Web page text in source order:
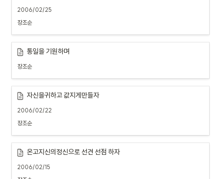
2006/02/25
장조순
통일을 기원하며
장조순
자신을귀하고 값지게만들자
2006/02/22
장조순
온고지신의정신으로 선견 선점 하자
2006/02/15